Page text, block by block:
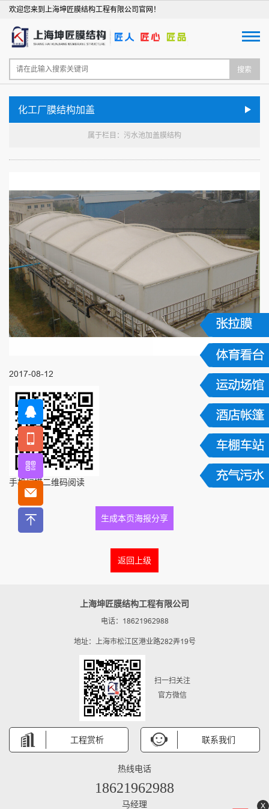
欢迎您来到上海坤匠膜结构工程有限公司官网！
搜索
化工厂膜结构加盖
属于栏目：污水池加盖膜结构
2017-08-12
手机扫描二维码阅读
生成本页海报分享
返回上级
上海坤匠膜结构工程有限公司
电话：18621962988
地址：上海市松江区港业路282弄19号
扫一扫关注
官方微信
工程赏析 联系我们
热线电话
18621962988
马经理 X